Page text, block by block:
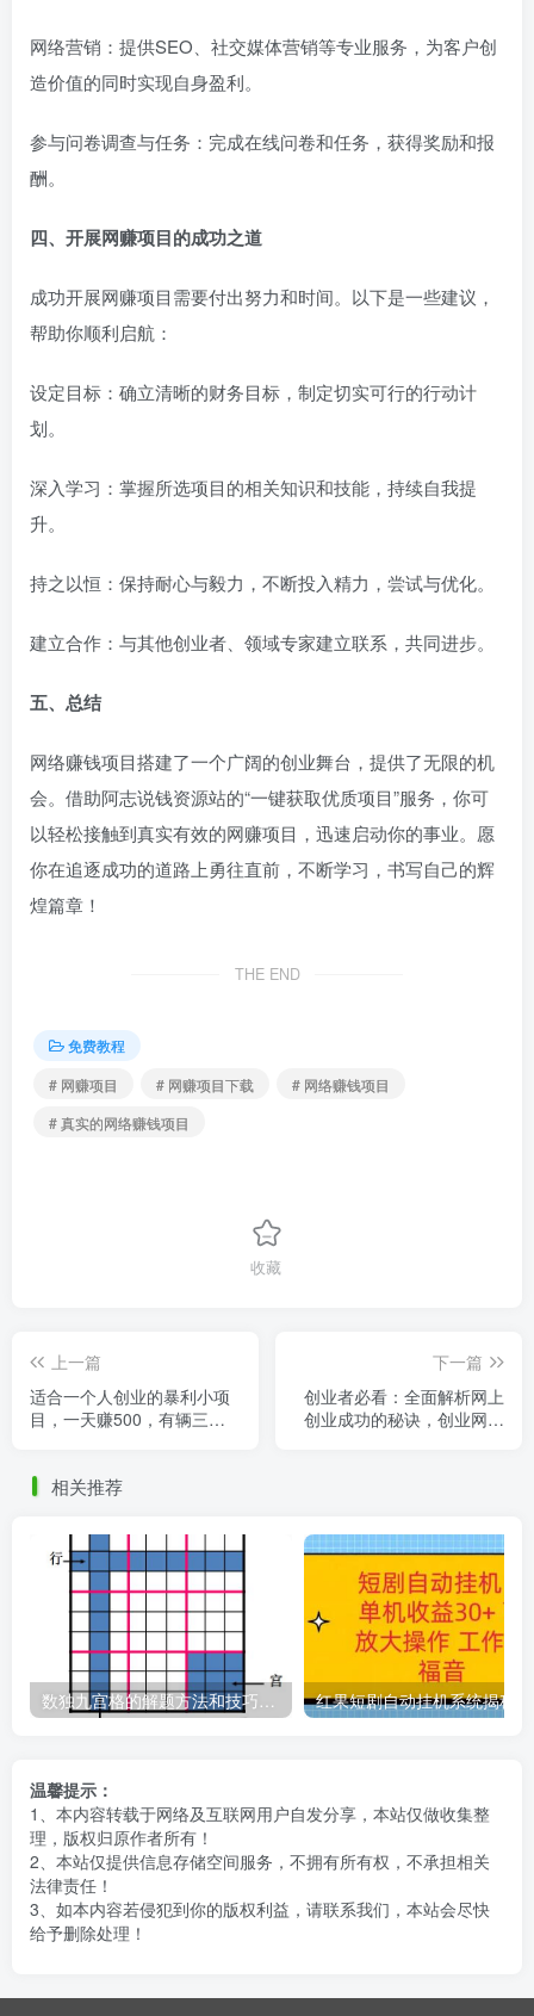
网络营销：提供SEO、社交媒体营销等专业服务，为客户创
造价值的同时实现自身盈利。
参与问卷调查与任务：完成在线问卷和任务，获得奖励和报
酬。
四、开展网赚项目的成功之道
成功开展网赚项目需要付出努力和时间。以下是一些建议，
帮助你顺利启航：
设定目标：确立清晰的财务目标，制定切实可行的行动计
划。
深入学习：掌握所选项目的相关知识和技能，持续自我提
升。
持之以恒：保持耐心与毅力，不断投入精力，尝试与优化。
建立合作：与其他创业者、领域专家建立联系，共同进步。
五、总结
网络赚钱项目搭建了一个广阔的创业舞台，提供了无限的机
会。借助阿志说钱资源站的“一键获取优质项目”服务，你可
以轻松接触到真实有效的网赚项目，迅速启动你的事业。愿
你在追逐成功的道路上勇往直前，不断学习，书写自己的辉
煌篇章！
THE END
免费教程
# 网赚项目
# 网赚项目下载
# 网络赚钱项目
# 真实的网络赚钱项目
收藏
上一篇
适合一个人创业的暴利小项
目，一天赚500，有辆三轮
下一篇
创业者必看：全面解析网上
创业成功的秘诀，创业网大
相关推荐
数独九宫格的解题方法和技巧（数独9×9九宫格的口诀）
温馨提示：
1、本内容转载于网络及互联网用户自发分享，本站仅做收集整
理，版权归原作者所有！
2、本站仅提供信息存储空间服务，不拥有所有权，不承担相关
法律责任！
3、如本内容若侵犯到你的版权利益，请联系我们，本站会尽快
给予删除处理！